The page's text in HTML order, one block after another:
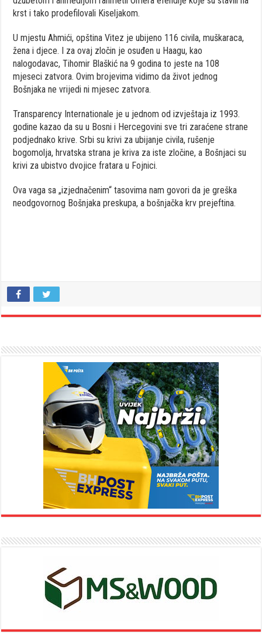
krst i tako prodefilovali Kiseljakom.
U mjestu Ahmići, opština Vitez je ubijeno 116 civila, muškaraca,
žena i djece. I za ovaj zločin je osuđen u Haagu, kao
nalogodavac, Tihomir Blaškić na 9 godina to jeste na 108
mjeseci zatvora. Ovim brojevima vidimo da život jednog
Bošnjaka ne vrijedi ni mjesec zatvora.
Transparency Internationale je u jednom od izvještaja iz 1993.
godine kazao da su u Bosni i Hercegovini sve tri zaraćene strane
podjednako krive. Srbi su krivi za ubijanje civila, rušenje
bogomolja, hrvatska strana je kriva za iste zločine, a Bošnjaci su
krivi za ubistvo dvojice fratara u Fojnici.
Ova vaga sa „izjednačenim“ tasovima nam govori da je greška
neodgovornog Bošnjaka preskupa, a bošnjačka krv prejeftina.